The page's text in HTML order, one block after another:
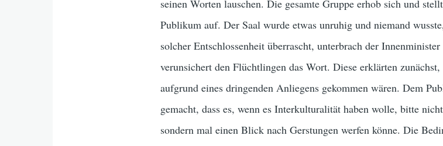
seinen Worten lauschen. Die gesamte Gruppe erhob sich und
Publikum auf. Der Saal wurde etwas unruhig und niemand
solcher Entschlossenheit überrascht, unterbrach der
verunsichert den Flüchtlingen das Wort. Diese erklärten
aufgrund eines dringenden Anliegens gekommen wären. Dem
gemacht, dass es, wenn es Interkulturalität haben wolle, bitte
sondern mal einen Blick nach Gerstungen werfen könne. Die